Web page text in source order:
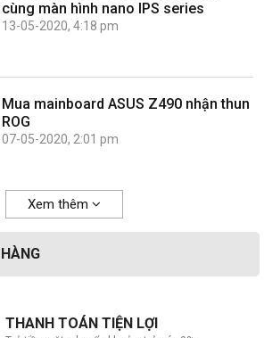
cùng màn hình nano IPS series
13-05-2020, 4:18 pm
Mua mainboard ASUS Z490 nhận thun
ROG
07-05-2020, 2:01 pm
Xem thêm
THANH TOÁN TIỆN LỢI